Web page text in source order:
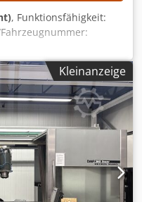
, Funktionsfähigkeit:
mm, Masttyp:Triplex,
- garantierter
DETAILS
mm Dodpfezrlxgsx Ab
DETAILS Masttyp:
625 Ah
3./4. Ventil am
h AUSSTATTUNG
am
SL9789SP
Kleinanzeige